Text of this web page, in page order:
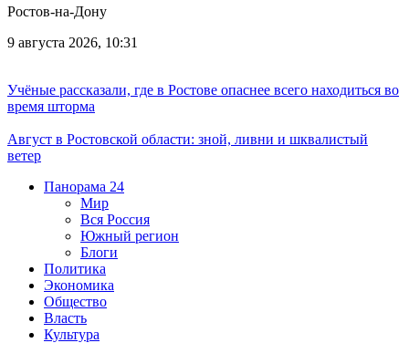
Ростов-на-Дону
9 августа 2026, 10:31
Учёные рассказали, где в Ростове опаснее всего находиться во
время шторма
Август в Ростовской области: зной, ливни и шквалистый
ветер
Панорама 24
Мир
Вся Россия
Южный регион
Блоги
Политика
Экономика
Общество
Власть
Культура